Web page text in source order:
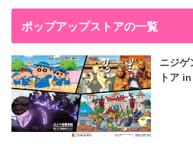
ポップアップストアの一覧
ニジゲ
トア